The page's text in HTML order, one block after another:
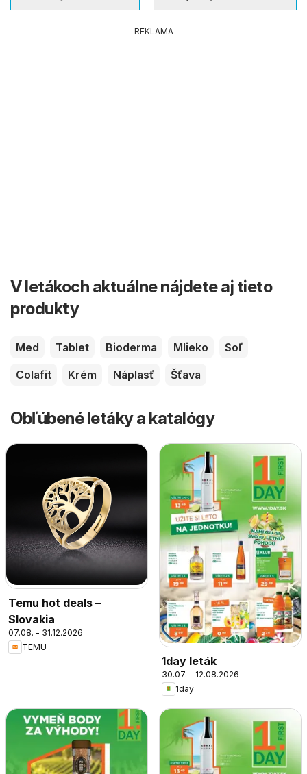
REKLAMA
V letákoch aktuálne nájdete aj tieto
produkty
Med Tablet Bioderma Mlieko
Soľ
Colafit
Krém Náplasť Šťava
Obľúbené letáky a katalógy
Temu hot deals –
Slovakia
07.08. - 31.12.2026
TEMU
1day leták
30.07. - 12.08.2026
1day